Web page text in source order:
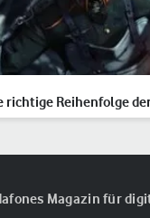
richtige Reihenfolge
Magazin für